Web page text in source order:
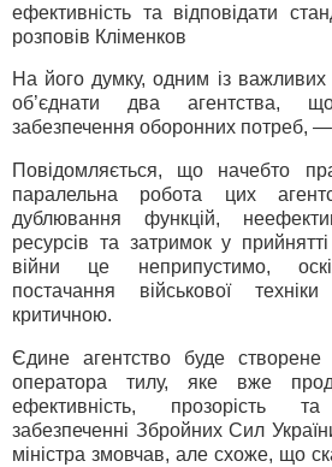
ефективність та відповідати
розповів Кліменков
На його думку, одним із важливих
об’єднати два агентства,
забезпечення оборонних потреб, —
Повідомляється, що начебто
паралельна робота цих
дублювання функцій,
ресурсів та затримок у
війни це неприпустимо,
постачання військової
критичною.
Єдине агентство буде
оператора тилу, яке вже
ефективність, прозорість
забезпеченні Збройних Сил
міністра змовчав, але схоже, що